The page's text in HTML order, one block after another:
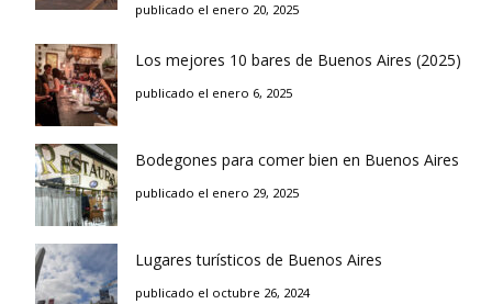
publicado el enero 20, 2025
Los mejores 10 bares de Buenos Aires (2025)
publicado el enero 6, 2025
Bodegones para comer bien en Buenos Aires
publicado el enero 29, 2025
Lugares turísticos de Buenos Aires
publicado el octubre 26, 2024